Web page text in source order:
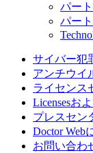
パー
パー
サイバー犯
アンチウイ
ライセンス
Licensesお
プレスセン
Doctor Web
お問い合わ